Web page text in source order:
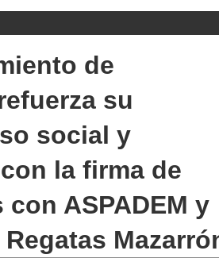
de
su
social y
la firma de
ASPADEM y